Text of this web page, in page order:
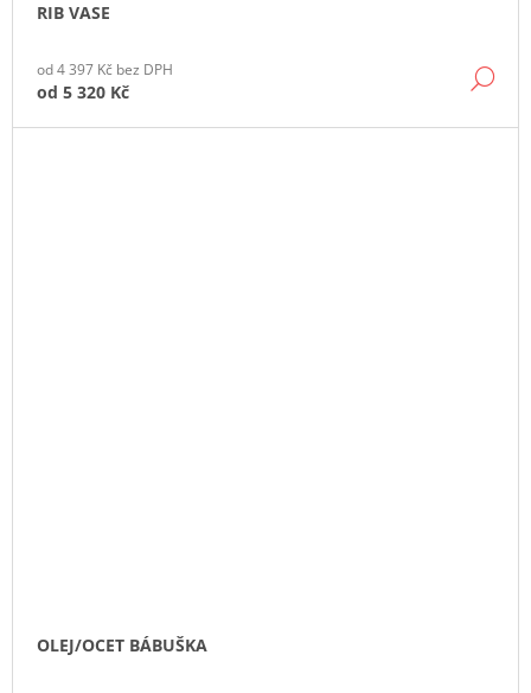
RIB VASE
od 4 397 Kč bez DPH
od 5 320 Kč
OLEJ/OCET BÁBUŠKA